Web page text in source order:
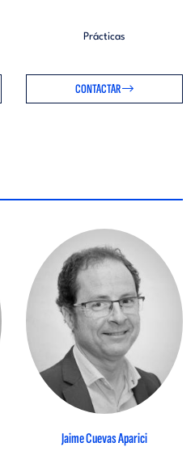
Prácticas
CONTACTAR
Jaime Cuevas Aparici